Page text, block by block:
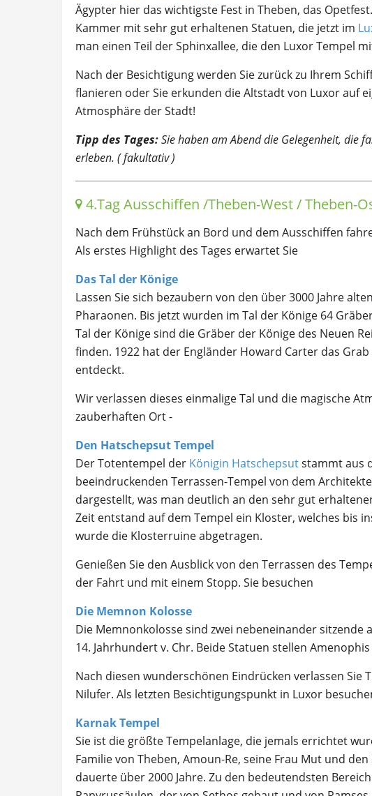
Ägypter hier das wichtigste Fest in Theben, das
Kammer mit sehr gut erhaltenen Statuen, die jetzt im
man einen Teil der Sphinxallee, die den Luxor Tempel
Nach der Besichtigung werden Sie zurück zu Ihrem
flanieren oder Sie erkunden die Altstadt von Luxor auf
Atmosphäre der Stadt!
Tipp des Tages:Sie haben am Abend die Gelegenheit, die
erleben. ( fakultativ )
4.Tag Ausschiffen /Theben-West / Theben-
Nach dem Frühstück an Bord und dem Ausschiffen
Als erstes Highlight des Tages erwartet Sie
Das Tal der Könige
Lassen Sie sich bezaubern von den über 3000 Jahre
Pharaonen. Bis jetzt wurden im Tal der Könige 64
Tal der Könige sind die Gräber der Könige des Neuen
finden. 1922 hat der Engländer Howard Carter das
entdeckt.
Wir verlassen dieses einmalige Tal und die magische
zauberhaften Ort -
Den Hatschepsut Tempel
Der Totentempel der Königin Hatschepsutstammt aus
beeindruckenden Terrassen-Tempel von dem
dargestellt, was man deutlich an den sehr gut
Zeit entstand auf dem Tempel ein Kloster, welches bis
wurde die Klosterruine abgetragen.
Genießen Sie den Ausblick von den Terrassen des
der Fahrt und mit einem Stopp. Sie besuchen
Die Memnon Kolosse
Die Memnonkolossesind zwei nebeneinander sitzende
14. Jahrhundert v. Chr. Beide Statuen stellen
Nach diesen wunderschönen Eindrücken verlassen
Nilufer. Als letzten Besichtigungspunkt in Luxor
Karnak Tempel
Sie ist die größte Tempelanlage, die jemals errichtet
Familie von Theben, Amoun-Re, seine Frau Mut und
dauerte über 2000 Jahre. Zu den bedeutendsten